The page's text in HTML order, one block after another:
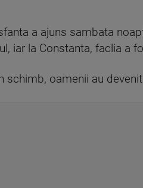
a ajuns sambata
iar la Constanta, faclia a
schimb, oamenii au